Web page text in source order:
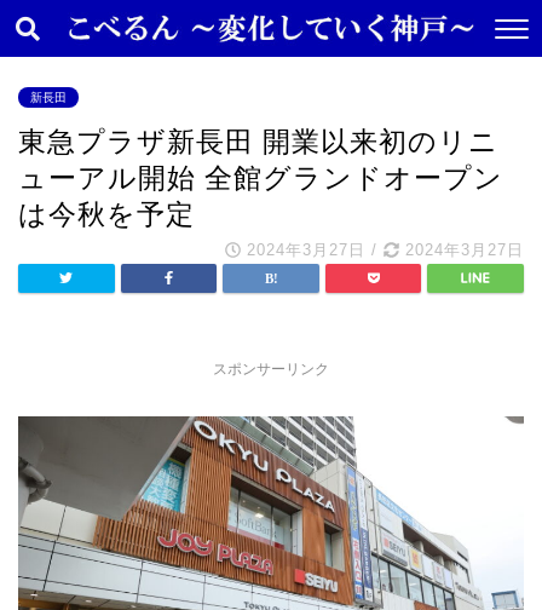
新長田
東急プラザ新長田 開業以来初のリニ
ューアル開始 全館グランドオープン
は今秋を予定
2024年3月27日 / 2024年3月27日
スポンサーリンク